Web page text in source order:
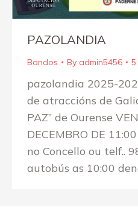
PAZOLANDIA
Bandos By admin5456 5
pazolandia 2025-
de atraccións de
PAZ” de Ourense
DECEMBRO DE
no Concello ou telf..
autobús as 10:00